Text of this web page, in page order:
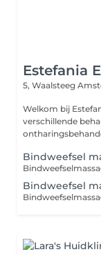
Estefania
5, Waalsteeg
Welkom bij
verschillende
Bindweefsel
Bindweefsel